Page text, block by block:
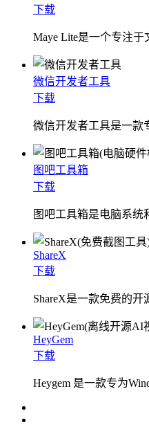
下载
​Maye Lite是一个专注于
微信开发者工具
下载
微信开发者工具是一款
图吧工具箱
下载
图吧工具箱是电脑系统
ShareX
下载
ShareX是一款免费的开
HeyGem
下载
Heygem 是一款专为